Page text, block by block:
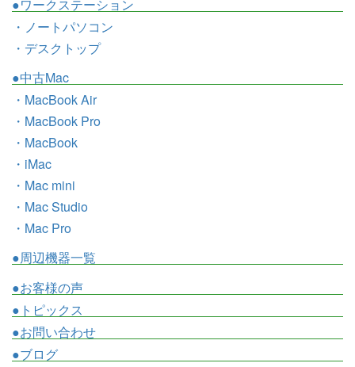
●ワークステーション
・ノートパソコン
・デスクトップ
●中古Mac
・MacBook Air
・MacBook Pro
・MacBook
・iMac
・Mac mini
・Mac Studio
・Mac Pro
●周辺機器一覧
●お客様の声
●トピックス
●お問い合わせ
●ブログ